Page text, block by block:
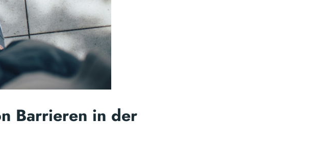
Barrieren in der